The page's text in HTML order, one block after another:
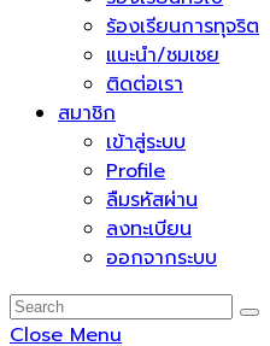
ร้องเรียนการทุจริต
แนะนำ/ชมเชย
ติดต่อเรา
สมาชิก
เข้าสู่ระบบ
Profile
ลืมรหัสผ่าน
ลงทะเบียน
ออกจากระบบ
Close Menu